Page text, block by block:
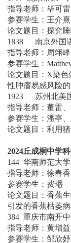
指导老师：毕可雷
参赛学生：王介熹
论文题目：探究
1838 南京外国
指导老师：周翊峰
参赛学生：
论文题目：X染色
性肿瘤易感风险
1923 苏州北美
指导老师：董雷
参赛学生：潘亭
论文题目：利用
2024丘成桐中学
144 华南师范大
指导老师：徐春
参赛学生：费璠
论文题目：香蕉
引发的香蕉枯萎病
384 重庆市南开
指导老师：黄增益
参赛学生：邹欣妤